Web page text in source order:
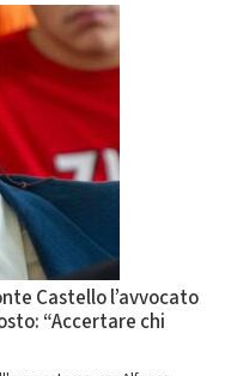
Castello l’avvocato
“Accertare chi